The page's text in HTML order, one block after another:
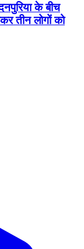
के बीच
तीन लोगों को